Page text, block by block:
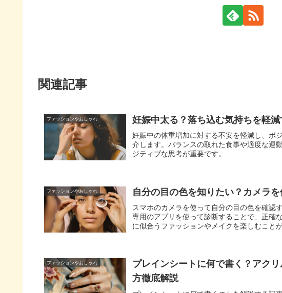
関連記事
ファッションやおしゃれ 妊娠中太る？落ち込む気持ちを軽
妊娠中の体重増加に対する不安を軽減し、ポ
介します。バランスの取れた食事や適度な運
ジティブな思考が重要です。
ファッションやおしゃれ 自分の目の色を知りたい？カメラ
スマホのカメラを使って自分の目の色を確認
専用のアプリを使って診断することで、正確
に似合うファッションやメイクを楽しむことが
ファッションやおしゃれ
プレインシートに何で書く？アク
方徹底解説